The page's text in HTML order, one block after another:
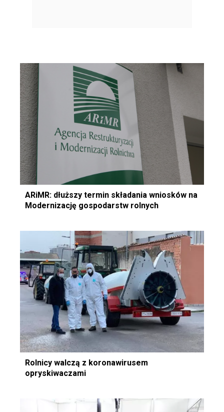
ARiMR: dłuższy termin składania wniosków na
Modernizację gospodarstw rolnych
Rolnicy walczą z koronawirusem
opryskiwaczami